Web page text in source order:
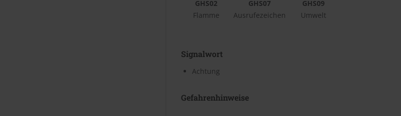
GHS02
Flamme
GHS07
Ausrufezeichen
GHS09
Umwelt
Signalwort
Achtung
Gefahrenhinweise